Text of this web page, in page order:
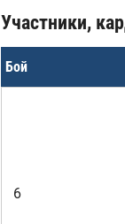
Участники,
Бой
6